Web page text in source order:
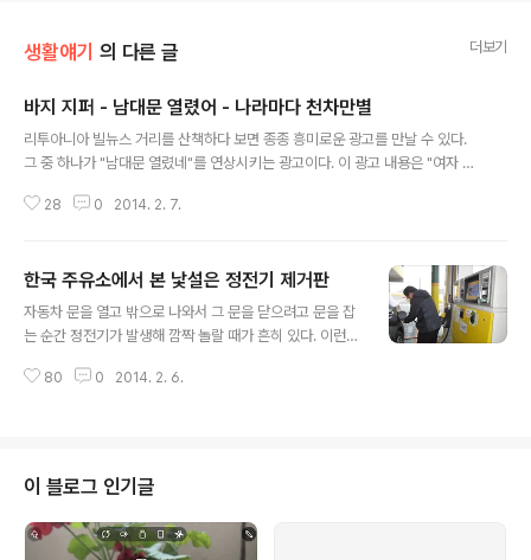
생활얘기 의 다른 글 더보기
바지 지퍼 - 남대문 열렸어 - 나라마다 천차만별
리투아니아 빌뉴스 거리를 산책하다 보면 종종 흥미로운 광고를 만날 수 있다.
그 중 하나가 "남대문 열렸네"를 연상시키는 광고이다. 이 광고 내용은 "여자 사
"남대문이 열린 것"은 수치스러운 일이다. 누구나 "남대문이 열렸어"라고 일려
그렇다면 다른 나라 사람들은 이 경우 어떻게 말할까? 갑자기 궁금증이 일어나
서 페이스북 에스페란토 그룹에 아래와 같이 문의했다. "바지 지퍼가 열렸을 때
한국 사람들은 '남대문이 열렸다'라고 말하는 데 너희 나라에서는 이 경우 어떻
28 0 2014. 2. 7.
한국 주유소에서 본 낯설은 정전기 제거판
자동차 문을 열고 밖으로 나와서 그 문을 닫으려고 문을 잡
는 순간 정전기가 발생해 깜짝 놀랄 때가 흔히 있다. 이런
는 소식을 얼마 전에 접하고 보니 더욱 조심해야겠다고 마
앞서가고 있음이 돋보였다. 막상 이렇게 부착되어 있어도
과연 얼마나 많은 운전자가 주유하기 전에 이 판에 손을 얹
고 정전기를 제거할까... 설사 나에게는 일어나지 않겠지라
는 안일한 생각보다 이 판에 일단 손을 얹는 습관을 만드는
80 0 2014. 2. 6.
이 블로그 인기글